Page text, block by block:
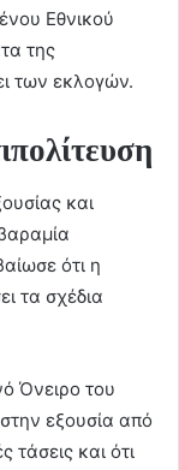
Εθνικού
της
των εκλογών.
και
ότι η
τα σχέδια
Όνειρο του
στην εξουσία από
τάσεις και ότι